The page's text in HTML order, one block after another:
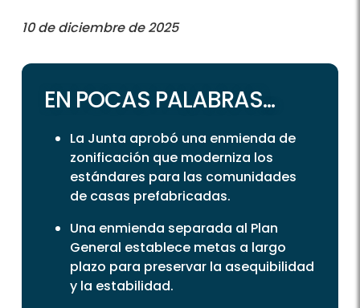
10 de diciembre de 2025
EN POCAS PALABRAS...
La Junta aprobó una enmienda de
zonificación que moderniza los
estándares para las comunidades
de casas prefabricadas.
Una enmienda separada al Plan
General establece metas a largo
plazo para preservar la asequibilidad
y la estabilidad.